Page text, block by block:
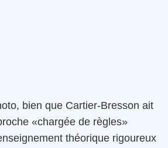
bien que Cartier-Bresson ait
«chargée de règles»
théorique rigoureux